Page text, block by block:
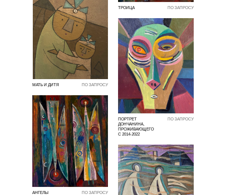
МАТЬ И ДИТЯ
АНГЕЛЫ
ТРОИЦА
ПОРТРЕТ
ДОНЧАНИНА,
ПРОЖИВАЮЩЕГО
С 2014-2022
ПО ЗАПРОСУ
ПО ЗАПРОСУ
ПО ЗАПРОСУ
ПО ЗАПРОСУ